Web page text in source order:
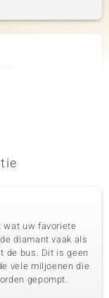
Geslepen
Geslepen
wat uw favoriete
diamant vaak als
de bus. Dit is geen
vele miljoenen die
gepompt.